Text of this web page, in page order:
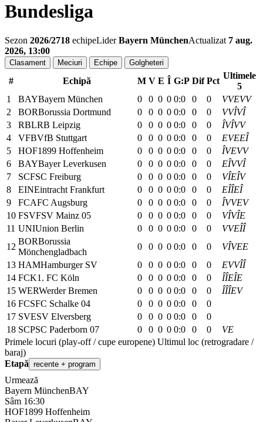
Bundesliga
Sezon 2026/2718 echipeLiderBayern MünchenActualizat 7 aug.
2026, 13:00
Clasament Meciuri Echipe Golgheteri
# Echipă M V E Î G:P Dif Pct
Ultimele
5
1
BAYBayern München 0 0 0 0 0:0 0 0 VVEVV
2
BORBorussia Dortmund 0 0 0 0 0:0 0 0 VVÎVÎ
3
RBLRB Leipzig 0 0 0 0 0:0 0 0 ÎVÎVV
4
VFBVfB Stuttgart 0 0 0 0 0:0 0 0 EVEEÎ
5
HOF1899 Hoffenheim 0 0 0 0 0:0 0 0 ÎVEVV
6
BAYBayer Leverkusen 0 0 0 0 0:0 0 0 EÎVVÎ
7
SCFSC Freiburg 0 0 0 0 0:0 0 0 VÎEÎV
8
EINEintracht Frankfurt 0 0 0 0 0:0 0 0 EÎÎEÎ
9
FCAFC Augsburg 0 0 0 0 0:0 0 0 ÎVVEV
10 FSVFSV Mainz 05 0 0 0 0 0:0 0 0 VÎVÎE
11 UNIUnion Berlin 0 0 0 0 0:0 0 0 VVEÎÎ
12
BORBorussia
Mönchengladbach
0 0 0 0 0:0 0 0 VÎVEE
13 HAMHamburger SV 0 0 0 0 0:0 0 0 EVVÎÎ
14 FCK1. FC Köln 0 0 0 0 0:0 0 0 ÎÎEÎE
15 WERWerder Bremen 0 0 0 0 0:0 0 0 ÎÎÎEV
16 FCSFC Schalke 04 0 0 0 0 0:0 0
0
17 SVESV Elversberg 0 0 0 0 0:0 0
0
18 SCPSC Paderborn 07 0 0 0 0 0:0 0 0 VE
Primele locuri (play-off / cupe europene) Ultimul loc (retrogradare /
baraj)
Etapă recente + program
Urmează
Bayern MünchenBAY
Sâm 16:30
HOF1899 Hoffenheim